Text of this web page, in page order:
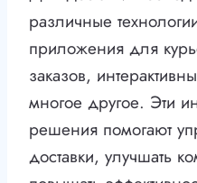
различные
приложения для
заказов,
многое другое. Эти
решения помогают
доставки, улучшать